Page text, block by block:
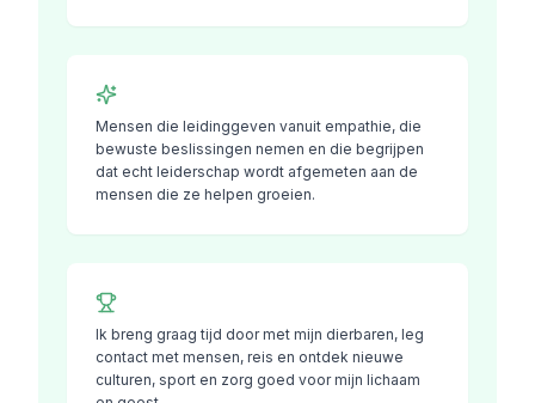
Mensen die leidinggeven vanuit empathie, die
bewuste beslissingen nemen en die begrijpen
dat echt leiderschap wordt afgemeten aan de
mensen die ze helpen groeien.
Ik breng graag tijd door met mijn dierbaren, leg
contact met mensen, reis en ontdek nieuwe
culturen, sport en zorg goed voor mijn lichaam